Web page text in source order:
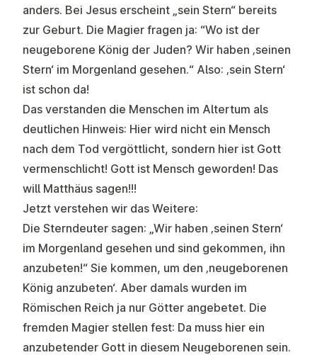
anders. Bei Jesus erscheint „sein Stern“ bereits
zur Geburt. Die Magier fragen ja: “Wo ist der
neugeborene König der Juden? Wir haben ‚seinen
Stern‘ im Morgenland gesehen.“ Also: ‚sein Stern‘
ist schon da!
Das verstanden die Menschen im Altertum als
deutlichen Hinweis: Hier wird nicht ein Mensch
nach dem Tod vergöttlicht, sondern hier ist Gott
vermenschlicht! Gott ist Mensch geworden! Das
will Matthäus sagen!!!
Jetzt verstehen wir das Weitere:
Die Sterndeuter sagen: „Wir haben ‚seinen Stern‘
im Morgenland gesehen und sind gekommen, ihn
anzubeten!“ Sie kommen, um den ‚neugeborenen
König anzubeten‘. Aber damals wurden im
Römischen Reich ja nur Götter angebetet. Die
fremden Magier stellen fest: Da muss hier ein
anzubetender Gott in diesem Neugeborenen sein.